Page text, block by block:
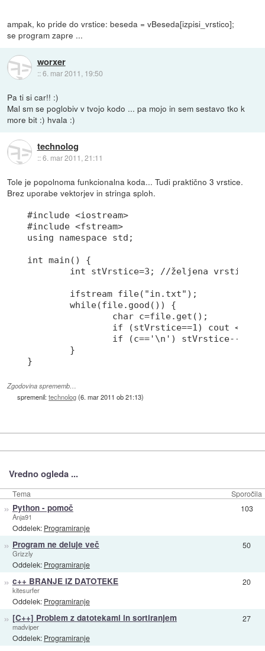
ampak, ko pride do vrstice: beseda = vBeseda[izpisi_vrstico];
se program zapre ...
worxer
::6. mar 2011, 19:50
Pa ti si car!! :)
Mal sm se poglobiv v tvojo kodo ... pa mojo in sem sestavo tko k
more bit :) hvala :)
technolog
::6. mar 2011, 21:11
Tole je popolnoma funkcionalna koda... Tudi praktično 3 vrstice.
Brez uporabe vektorjev in stringa sploh.
#include <iostream>
#include <fstream>
using namespace std;
int main() {
	while(file.good()) {
Zgodovina sprememb…
spremenil:technolog(6. mar 2011 ob 21:13)
Vredno ogleda ...
Tema Sporočila
» Python - pomoč
Anja91
Oddelek: Programiranje
103
» Program ne deluje več
Grizzly
Oddelek: Programiranje
50
» c++ BRANJE IZ DATOTEKE
kitesurfer
Oddelek: Programiranje
20
» [C++] Problem z datotekami in sortiranjem
madviper
Oddelek: Programiranje
27